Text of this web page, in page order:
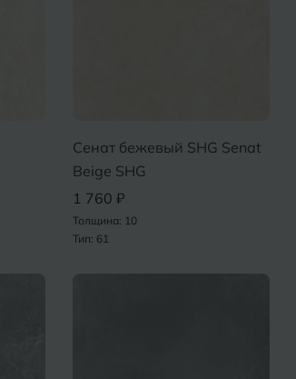
Сенат бежевый SHG Senat
Beige SHG
1 760 ₽
Толщина: 10
Тип: 61